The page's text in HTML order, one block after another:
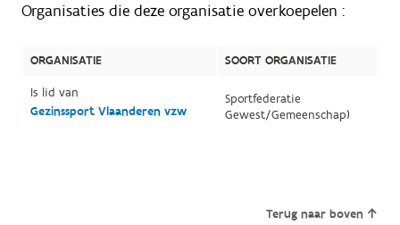
Organisaties die deze organisatie overkoepelen :
ORGANISATIE
SOORT ORGANISATIE
Is lid van
Gezinssport Vlaanderen vzw
Sportfederatie
Gewest/Gemeenschap)
Terug naar boven